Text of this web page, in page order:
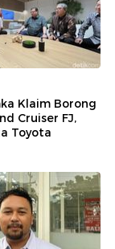
Klaim Borong
Cruiser FJ,
Toyota